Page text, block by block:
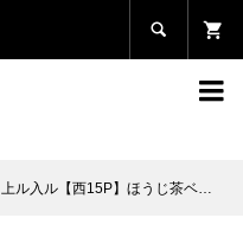


ル【西15P】ほうじ茶ベースお得な15袋入